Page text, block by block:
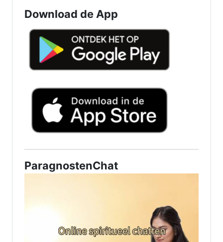
Download de App
ParagnostenChat